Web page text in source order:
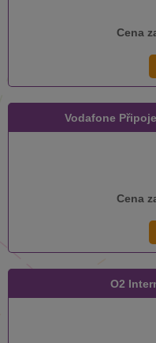
Cena
Vodafone
Cena
O2